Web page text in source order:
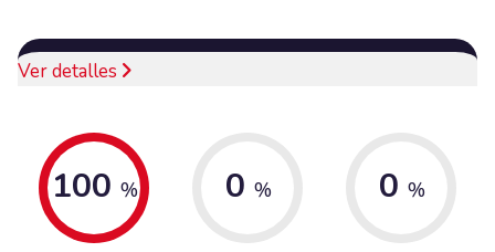
Ver detalles
100 % 0 % 0 %